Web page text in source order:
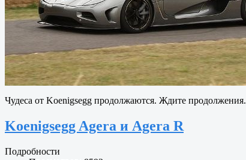
Чудеса от Koenigsegg продолжаются. Ждите продолжения.
Koenigsegg Agera и Agera R
Подробности